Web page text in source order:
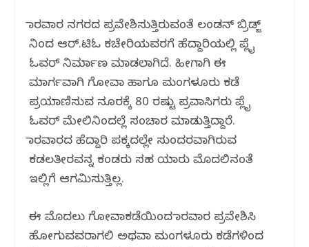
ಕಾರವಾರ ನಗರದ ಪ್ರವೇಶಿಸುತ್ತಿರುವಂತೆ ಲಂಡನ್ ಬ್ರಿಡ್ಜ್
ನಿಂದ ಆರ್.ಟಿಓ ಕಚೇರಿಯವರಗೆ ಹೆದ್ದಾರಿಯಲ್ಲಿ ಪ್ಲೈ
ಓವರ್ ನಿರ್ಮಾಣ ಮಾಡಲಾಗಿದೆ. ಹೀಗಾಗಿ ಈ
ಮಾರ್ಗವಾಗಿ ಗೋವಾ ಹಾಗೂ ಮಂಗಳೂರು ಕಡೆ
ಪ್ರಯಾಣಿಸುವ ನೂರಕ್ಕೆ 80 ರಷ್ಟು ಪ್ರವಾಸಿಗರು ಪ್ಲೈ
ಓವರ್ ಮೇಲಿನಿಂದಲ್ಲೆ ಸಂಚಾರ ಮಾಡುತ್ತಿದ್ದಾರೆ.
ಕಾರವಾರದ ಹೆದ್ದಾರಿ ಪಕ್ಕದಲ್ಲೇ ಸುಂದರವಾಗಿರುವ
ಕಡಲತೀರವನ್ನ ಕಂಡರು ಸಹ ಯಾರು ಮೊದಲಿನಂತೆ
ಇಲ್ಲಿಗೆ ಆಗಮಿಸುತ್ತಿಲ್ಲ.
ಈ ಮೊದಲು ಗೋವಾಕಡೆಯಿಂದ ಕಾರವಾರ ಪ್ರವೇಶಿಸಿ
ಹೋಗುವವರಾಗಲಿ ಅಥವಾ ಮಂಗಳೂರು ಕಡೆಗಳಿಂದ